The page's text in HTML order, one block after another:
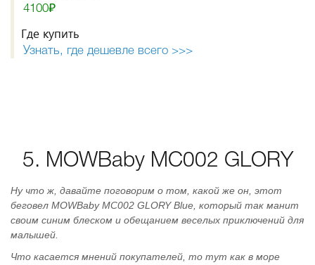
4100₽
Где купить
Узнать, где дешевле всего >>>
5. MOWBaby MC002 GLORY
Ну что ж, давайте поговорим о том, какой же он, этот
беговел MOWBaby MC002 GLORY Blue, который так манит
своим синим блеском и обещанием веселых приключений для
малышей.
Что касается мнений покупателей, то тут как в море